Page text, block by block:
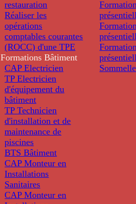
restauration
Réaliser les
opérations
comptables courantes
(ROCC) d'une TPE
Formations Bâtiment
CAP Electricien
TP Electricien
d'équipement du
bâtiment
TP Technicien
d'installation et de
maintenance de
piscines
BTS Bâtiment
CAP Monteur en
Installations
Sanitaires
CAP Monteur en